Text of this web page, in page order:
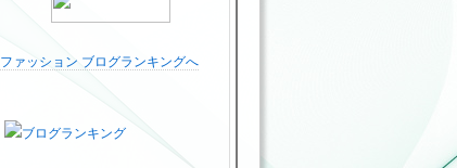
ファッション ブログランキングへ